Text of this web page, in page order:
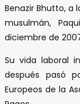
Benazir Bhutto, a
musulmán,
diciembre de
Su vida laboral
después pasó
Europeos de la